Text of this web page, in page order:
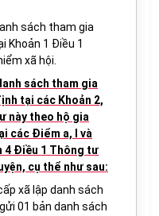
sách tham gia
Khoản 1 Điều 1
xã hội.
sách tham gia
tại các Khoản 2,
này theo hộ gia
các Điểm a, l và
4 Điều 1 Thông tư
cụ thể như sau:
xã lập danh sách
01 bản danh sách